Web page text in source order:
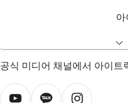
아
공식 미디어 채널에서 아이트